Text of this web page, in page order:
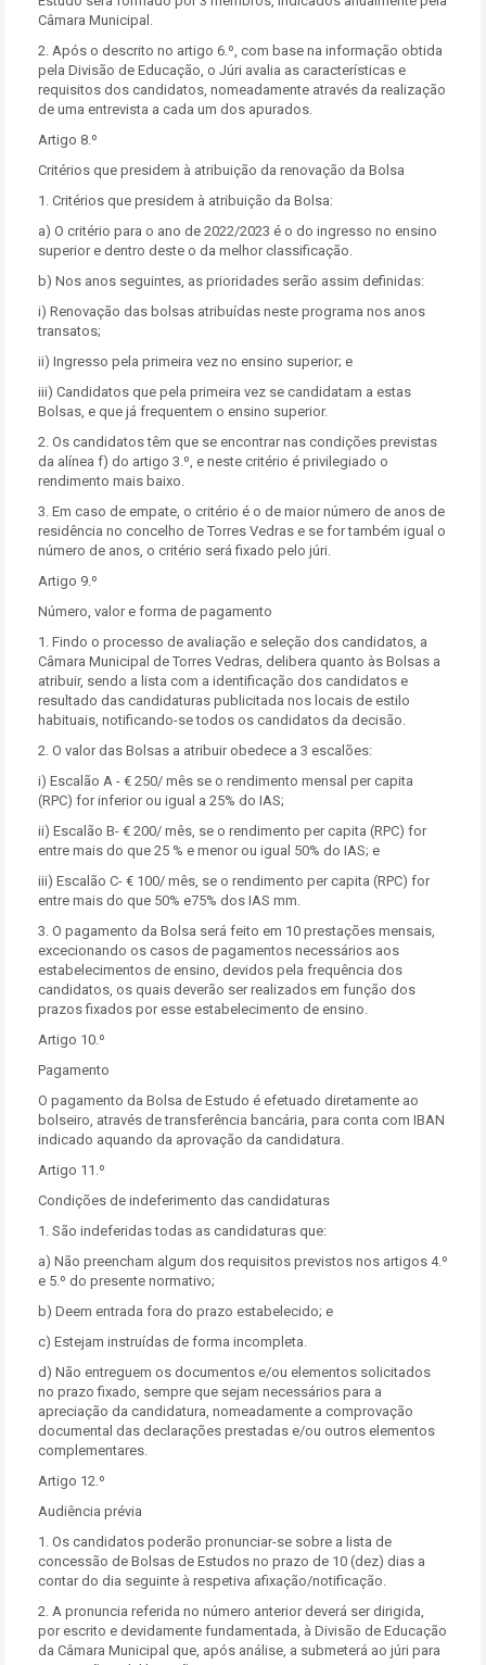
Câmara Municipal.
2. Após o descrito no artigo 6.º, com base na informação obtida
pela Divisão de Educação, o Júri avalia as características e
requisitos dos candidatos, nomeadamente através da realização
de uma entrevista a cada um dos apurados.
Artigo 8.º
Critérios que presidem à atribuição da renovação da Bolsa
1. Critérios que presidem à atribuição da Bolsa:
a) O critério para o ano de 2022/2023 é o do ingresso no ensino
superior e dentro deste o da melhor classificação.
b) Nos anos seguintes, as prioridades serão assim definidas:
i) Renovação das bolsas atribuídas neste programa nos anos
transatos;
ii) Ingresso pela primeira vez no ensino superior; e
iii) Candidatos que pela primeira vez se candidatam a estas
Bolsas, e que já frequentem o ensino superior.
2. Os candidatos têm que se encontrar nas condições previstas
da alínea f) do artigo 3.º, e neste critério é privilegiado o
rendimento mais baixo.
3. Em caso de empate, o critério é o de maior número de anos de
residência no concelho de Torres Vedras e se for também igual o
número de anos, o critério será fixado pelo júri.
Artigo 9.º
Número, valor e forma de pagamento
1. Findo o processo de avaliação e seleção dos candidatos, a
Câmara Municipal de Torres Vedras, delibera quanto às Bolsas a
atribuir, sendo a lista com a identificação dos candidatos e
resultado das candidaturas publicitada nos locais de estilo
habituais, notificando-se todos os candidatos da decisão.
2. O valor das Bolsas a atribuir obedece a 3 escalões:
i) Escalão A - € 250/ mês se o rendimento mensal per capita
(RPC) for inferior ou igual a 25% do IAS;
ii) Escalão B- € 200/ mês, se o rendimento per capita (RPC) for
entre mais do que 25 % e menor ou igual 50% do IAS; e
iii) Escalão C- € 100/ mês, se o rendimento per capita (RPC) for
entre mais do que 50% e75% dos IAS mm.
3. O pagamento da Bolsa será feito em 10 prestações mensais,
excecionando os casos de pagamentos necessários aos
estabelecimentos de ensino, devidos pela frequência dos
candidatos, os quais deverão ser realizados em função dos
prazos fixados por esse estabelecimento de ensino.
Artigo 10.º
Pagamento
O pagamento da Bolsa de Estudo é efetuado diretamente ao
bolseiro, através de transferência bancária, para conta com IBAN
indicado aquando da aprovação da candidatura.
Artigo 11.º
Condições de indeferimento das candidaturas
1. São indeferidas todas as candidaturas que:
a) Não preencham algum dos requisitos previstos nos artigos 4.º
e 5.º do presente normativo;
b) Deem entrada fora do prazo estabelecido; e
c) Estejam instruídas de forma incompleta.
d) Não entreguem os documentos e/ou elementos solicitados
no prazo fixado, sempre que sejam necessários para a
apreciação da candidatura, nomeadamente a comprovação
documental das declarações prestadas e/ou outros elementos
complementares.
Artigo 12.º
Audiência prévia
1. Os candidatos poderão pronunciar-se sobre a lista de
concessão de Bolsas de Estudos no prazo de 10 (dez) dias a
contar do dia seguinte à respetiva afixação/notificação.
2. A pronuncia referida no número anterior deverá ser dirigida,
por escrito e devidamente fundamentada, à Divisão de Educação
da Câmara Municipal que, após análise, a submeterá ao júri para